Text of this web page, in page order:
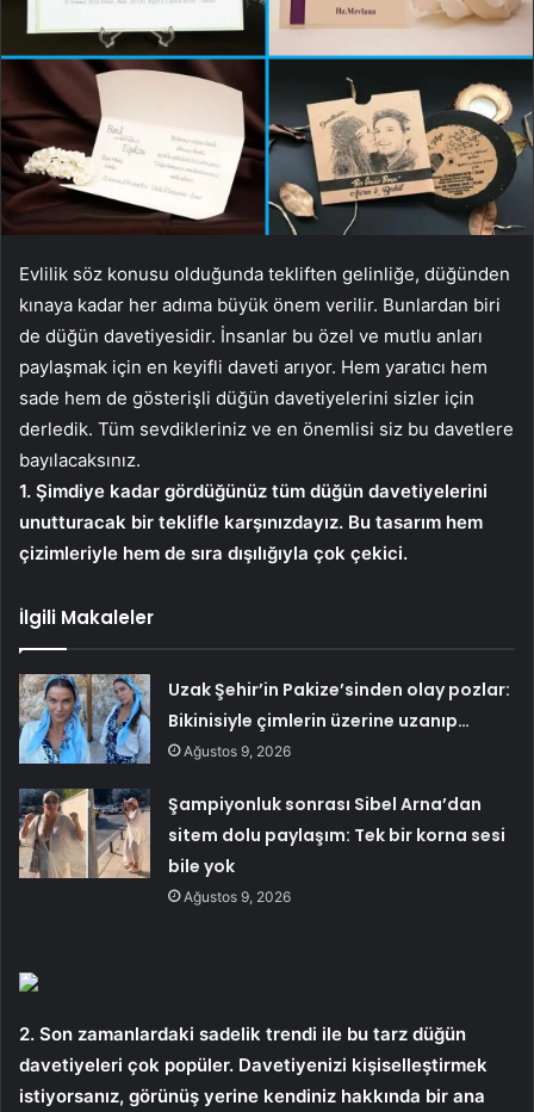
Evlilik söz konusu olduğunda tekliften gelinliğe, düğünden
kınaya kadar her adıma büyük önem verilir. Bunlardan biri
de düğün davetiyesidir. İnsanlar bu özel ve mutlu anları
paylaşmak için en keyifli daveti arıyor. Hem yaratıcı hem
sade hem de gösterişli düğün davetiyelerini sizler için
derledik. Tüm sevdikleriniz ve en önemlisi siz bu davetlere
bayılacaksınız.
1. Şimdiye kadar gördüğünüz tüm düğün davetiyelerini
unutturacak bir teklifle karşınızdayız. Bu tasarım hem
çizimleriyle hem de sıra dışılığıyla çok çekici.
İlgili Makaleler
Uzak Şehir’in Pakize’sinden olay pozlar:
Bikinisiyle çimlerin üzerine uzanıp…
Ağustos 9, 2026
Şampiyonluk sonrası Sibel Arna’dan
sitem dolu paylaşım: Tek bir korna sesi
bile yok
Ağustos 9, 2026
2. Son zamanlardaki sadelik trendi ile bu tarz düğün
davetiyeleri çok popüler. Davetiyenizi kişiselleştirmek
istiyorsanız, görünüş yerine kendiniz hakkında bir ana